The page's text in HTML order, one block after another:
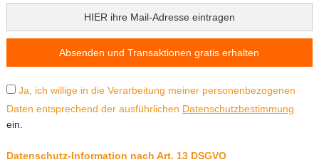
Ja, ich willige in die Verarbeitung meiner personenbezogenen
Daten entsprechend der ausführlichen Datenschutzbestimmung
ein.
Datenschutz-Information nach Art. 13 DSGVO